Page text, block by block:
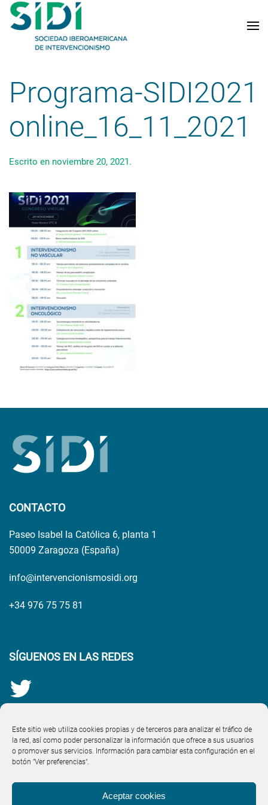
Este sitio web utiliza cookies propias y de terceros para analizar el tráfico de
la red, así como poder personalizar la información que ofrece a sus usuarios
o promover sus servicios. Información para cambiar esta configuración en el
botón "Ver preferencias".
Aceptar cookies
Skip to main content
Programa-SIDI2021
online_16_11_2021
Escrito en noviembre 20, 2021.
CONTACTO
Paseo Isabel la Católica 6, planta 1
50009 Zaragoza (España)
info@intervencionismosidi.org
+34 976 75 75 81
SÍGUENOS EN LAS REDES